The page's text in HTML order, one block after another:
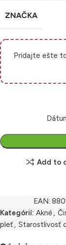
ZNAČKA
Pridajte ešte
Add to
EAN:
Kategórií: Akné ,
pleť, Starostlivosť